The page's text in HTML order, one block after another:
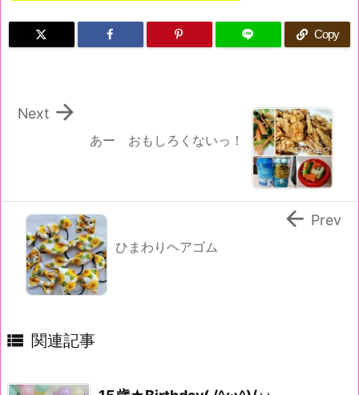
Copy
あー おもしろくないっ！

Next
ひまわりヘアゴム
 Prev
 関連記事